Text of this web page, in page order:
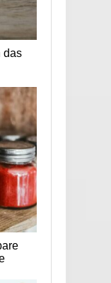
das